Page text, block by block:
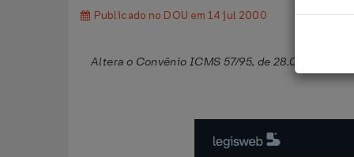
Publicado no DOU em 14 jul 2000
Altera o Convênio ICMS 57/95, de 28.06.1995,